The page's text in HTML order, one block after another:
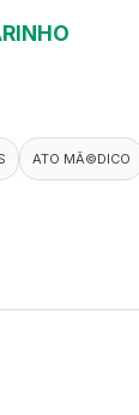
ATO MÃ©DICO